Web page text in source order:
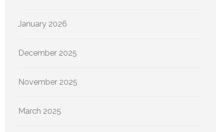
January 2026
December 2025
November 2025
March 2025